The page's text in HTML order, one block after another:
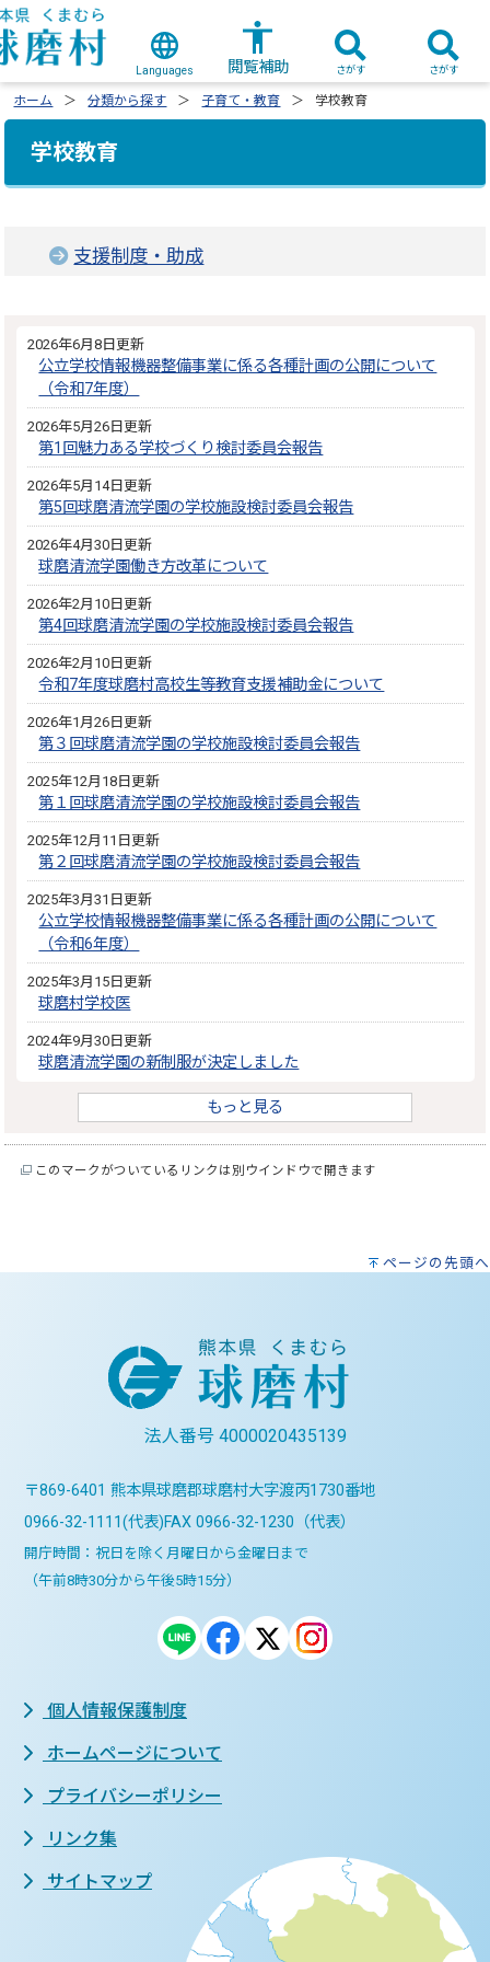
Languages 閲覧補助 さがす さがす
ホーム 分類から探す 子育て・教育 学校教育
学校教育
支援制度・助成
2026年6月8日更新
公立学校情報機器整備事業に係る各種計画の公開について
（令和7年度）
2026年5月26日更新
第1回魅力ある学校づくり検討委員会報告
2026年5月14日更新
第5回球磨清流学園の学校施設検討委員会報告
2026年4月30日更新
球磨清流学園働き方改革について
2026年2月10日更新
第4回球磨清流学園の学校施設検討委員会報告
2026年2月10日更新
令和7年度球磨村高校生等教育支援補助金について
2026年1月26日更新
第３回球磨清流学園の学校施設検討委員会報告
2025年12月18日更新
第１回球磨清流学園の学校施設検討委員会報告
2025年12月11日更新
第２回球磨清流学園の学校施設検討委員会報告
2025年3月31日更新
公立学校情報機器整備事業に係る各種計画の公開について
（令和6年度）
2025年3月15日更新
球磨村学校医
2024年9月30日更新
球磨清流学園の新制服が決定しました
もっと見る
このマークがついているリンクは別ウインドウで開きます
ページの先頭へ
法人番号 4000020435139
〒869-6401 熊本県球磨郡球磨村大字渡丙1730番地
0966-32-1111(代表)FAX 0966-32-1230（代表）
開庁時間：祝日を除く月曜日から金曜日まで
（午前8時30分から午後5時15分）
個人情報保護制度
ホームページについて
プライバシーポリシー
リンク集
サイトマップ